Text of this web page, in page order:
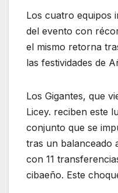
Los cuatro equipos
del evento con
el mismo retorna
las festividades de
Los Gigantes, que
Licey. reciben este
conjunto que se
tras un balanceado
con 11
cibaeño. Este